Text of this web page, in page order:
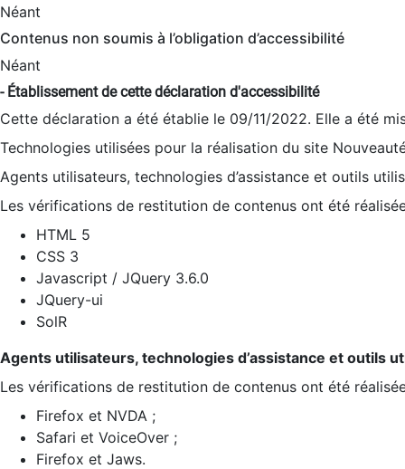
Néant
Contenus non soumis à l’obligation d’accessibilité
Néant
- Établissement de cette déclaration d'accessibilité
Cette déclaration a été établie le 09/11/2022. Elle a été
Technologies utilisées pour la réalisation du site
Agents utilisateurs, technologies d’assistance et outils
Les vérifications de restitution de contenus ont été
HTML 5
CSS 3
Javascript / JQuery 3.6.0
JQuery-ui
SolR
Agents utilisateurs, technologies d’assistance et outils
Les vérifications de restitution de contenus ont été
Firefox et NVDA ;
Safari et VoiceOver ;
Firefox et Jaws.